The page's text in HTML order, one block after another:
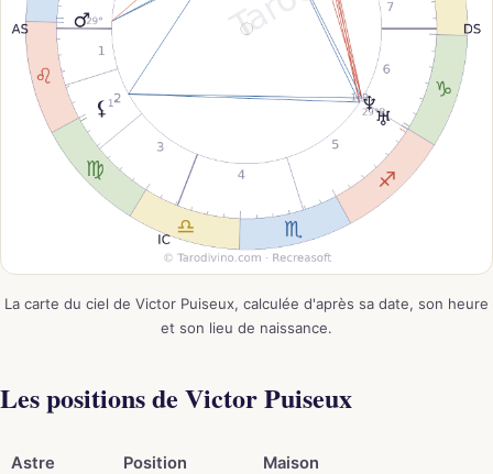
La carte du ciel de Victor Puiseux, calculée d'après sa date, son heure
et son lieu de naissance.
Les positions de Victor Puiseux
Astre Position Maison